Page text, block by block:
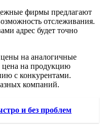
фирмы предлагают
отслеживания.
адрес будет точно
на аналогичные
цена на продукцию
с конкурентами.
компаний.
и без проблем